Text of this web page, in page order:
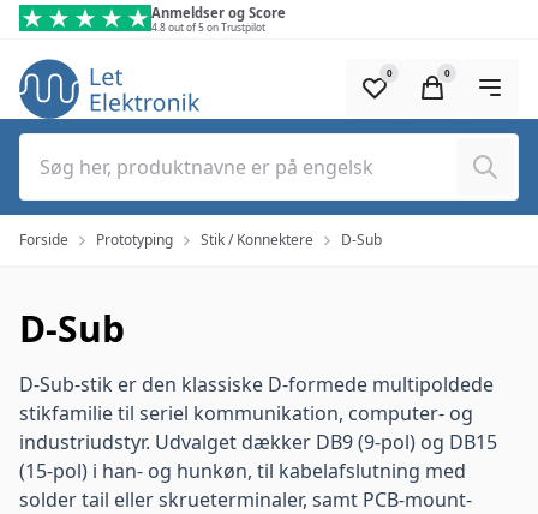
Spring til hovedindhold (tryk på Enter)
Anmeldser og Score
4.8 out of 5 on Trustpilot
Søg
0 0
Forside Prototyping Stik / Konnektere D-Sub
D-Sub
D-Sub-stik er den klassiske D-formede multipoldede
stikfamilie til seriel kommunikation, computer- og
industriudstyr. Udvalget dækker DB9 (9-pol) og DB15
(15-pol) i han- og hunkøn, til kabelafslutning med
solder tail eller skrueterminaler, samt PCB-mount-